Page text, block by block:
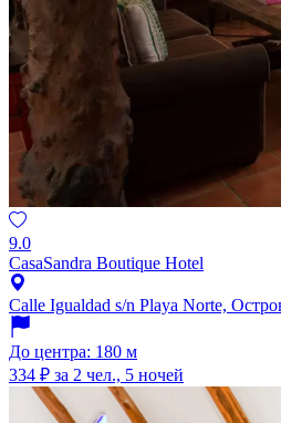
9.0
CasaSandra Boutique Hotel
Calle Igualdad s/n Playa Norte,
До центра: 180 м
334 ₽ за 2 чел., 5 ночей